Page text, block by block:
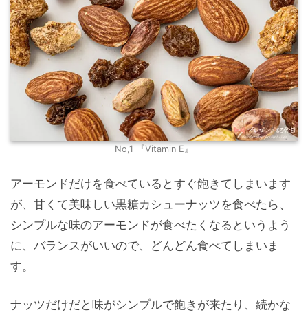
No,1 『Vitamin E』
アーモンドだけを食べているとすぐ飽きてしまいます
が、甘くて美味しい黒糖カシューナッツを食べたら、
シンプルな味のアーモンドが食べたくなるというよう
に、バランスがいいので、どんどん食べてしまいま
す。
ナッツだけだと味がシンプルで飽きが来たり、続かな